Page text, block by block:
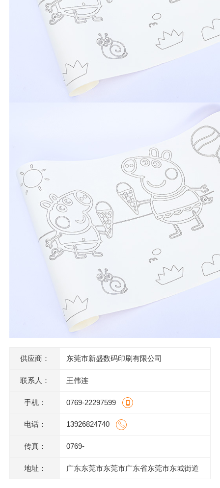
供应商： 东莞市新盛数码印刷有限公司
联系人： 王伟连
手机： 0769-22297599
电话： 13926824740
传真： 0769-
地址： 广东东莞市东莞市广东省东莞市东城街道